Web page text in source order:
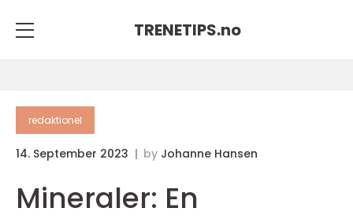
TRENETIPS.no
redaktionel
14. September 2023 by Johanne Hansen
Mineraler: En